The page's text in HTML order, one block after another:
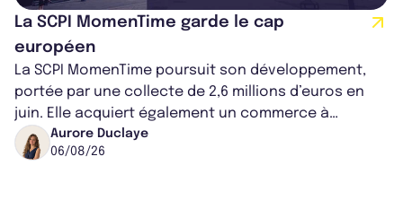
La SCPI MomenTime garde le cap
européen
La SCPI MomenTime poursuit son développement,
portée par une collecte de 2,6 millions d’euros en
juin. Elle acquiert également un commerce à
Worcester, place une plateforme logisti...
Aurore Duclaye
06/08/26